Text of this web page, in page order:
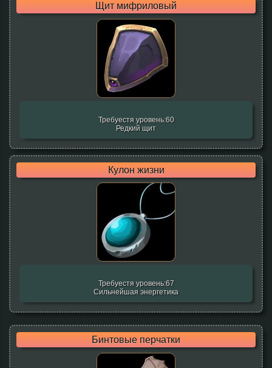
Щит мифриловый
Требуестя уровень:60
Редкий щит
Кулон жизни
Требуестя уровень:67
Сильнейшая энергетика
Бинтовые перчатки